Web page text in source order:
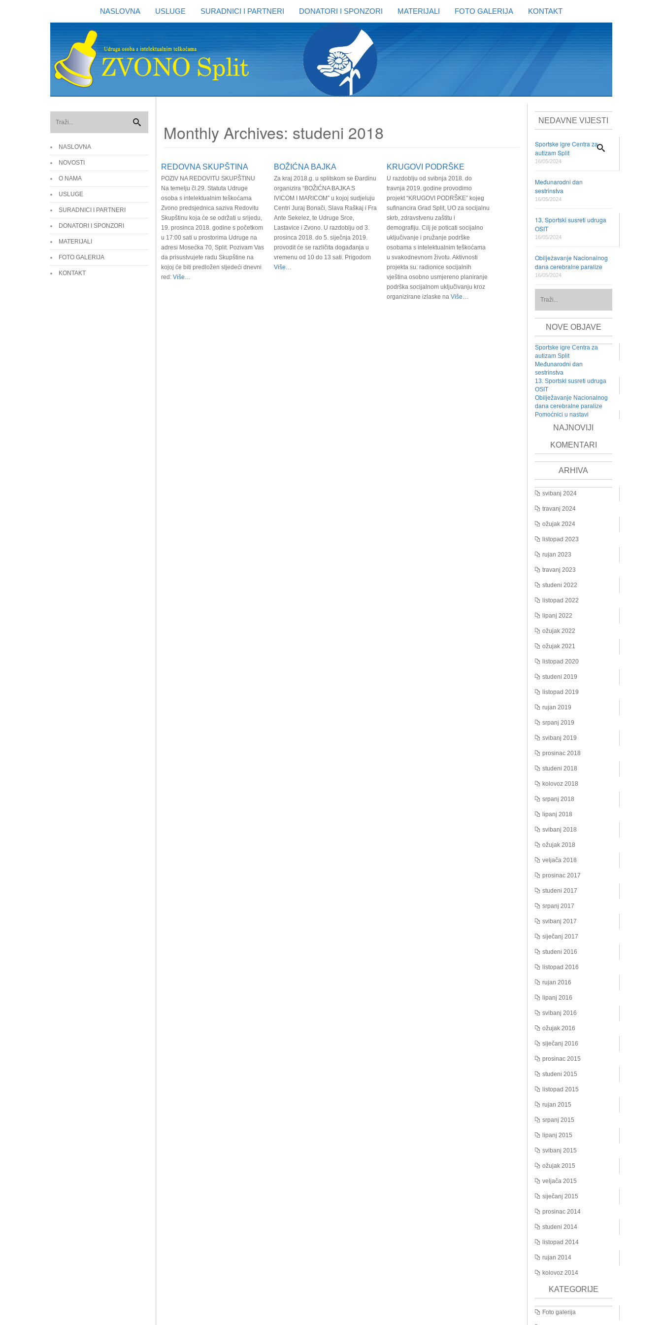
NASLOVNA USLUGE SURADNICI I PARTNERI DONATORI I SPONZORI MATERIJALI FOTO GALERIJA KONTAKT
Monthly Archives: studeni 2018
REDOVNA SKUPŠTINA
POZIV NA REDOVITU SKUPŠTINU
Na temelju čl.29. Statuta Udruge
osoba s intelektualnim teškoćama
Zvono predsjednica saziva Redovitu
Skupštinu koja će se održati u srijedu,
19. prosinca 2018. godine s početkom
u 17:00 sati u prostorima Udruge na
adresi Mosećka 70, Split. Pozivam Vas
da prisustvujete radu Skupštine na
kojoj će biti predložen sljedeći dnevni
red:Više…
BOŽIĆNA BAJKA
Za kraj 2018.g. u splitskom se Đardinu
organizira “BOŽIĆNA BAJKA S
IVICOM I MARICOM” u kojoj sudjeluju
Centri Juraj Bonači, Slava Raškaj i Fra
Ante Sekelez, te Udruge Srce,
Lastavice i Zvono. U razdoblju od 3.
prosinca 2018. do 5. siječnja 2019.
provodit će se različita događanja u
vremenu od 10 do 13 sati. Prigodom
Više…
KRUGOVI PODRŠKE
U razdoblju od svibnja 2018. do
travnja 2019. godine provodimo
projekt “KRUGOVI PODRŠKE” kojeg
sufinancira Grad Split, UO za socijalnu
skrb, zdravstvenu zaštitu i
demografiju. Cilj je poticati socijalno
uključivanje i pružanje podrške
osobama s intelektualnim teškoćama
u svakodnevnom životu. Aktivnosti
projekta su: radionice socijalnih
vještina osobno usmjereno planiranje
podrška socijalnom uključivanju kroz
organizirane izlaske naViše…
NEDAVNE VIJESTI
Sportske igre Centra za
autizam Split
16/05/2024
Međunarodni dan
sestrinstva
16/05/2024
13. Sportski susreti udruga
OSIT
16/05/2024
Obilježavanje Nacionalnog
dana cerebralne paralize
16/05/2024
NOVE OBJAVE
Sportske igre Centra za
autizam Split
Međunarodni dan
sestrinstva
13. Sportski susreti udruga
OSIT
Obilježavanje Nacionalnog
dana cerebralne paralize
Pomoćnici u nastavi
NAJNOVIJI
KOMENTARI
ARHIVA
svibanj 2024
travanj 2024
ožujak 2024
listopad 2023
rujan 2023
travanj 2023
studeni 2022
listopad 2022
lipanj 2022
ožujak 2022
ožujak 2021
listopad 2020
studeni 2019
listopad 2019
rujan 2019
srpanj 2019
svibanj 2019
prosinac 2018
studeni 2018
kolovoz 2018
srpanj 2018
lipanj 2018
svibanj 2018
ožujak 2018
veljača 2018
prosinac 2017
studeni 2017
srpanj 2017
svibanj 2017
siječanj 2017
studeni 2016
listopad 2016
rujan 2016
lipanj 2016
svibanj 2016
ožujak 2016
siječanj 2016
prosinac 2015
studeni 2015
listopad 2015
rujan 2015
srpanj 2015
lipanj 2015
svibanj 2015
ožujak 2015
veljača 2015
siječanj 2015
prosinac 2014
studeni 2014
listopad 2014
rujan 2014
kolovoz 2014
KATEGORIJE
Foto galerija
NASLOVNA
NOVOSTI
O NAMA
USLUGE
SURADNICI I PARTNERI
DONATORI I SPONZORI
MATERIJALI
FOTO GALERIJA
KONTAKT